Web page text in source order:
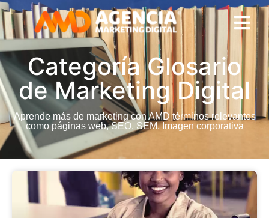
Categoría Glosario
de Marketing Digital
Aprende más de marketing con AMD términos relevantes
como páginas web, SEO, SEM, Imagen corporativa